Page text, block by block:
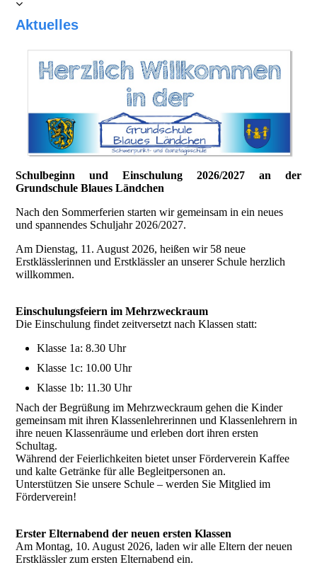
Aktuelles
Schulbeginn und Einschulung 2026/2027 an der
Grundschule Blaues Ländchen
Nach den Sommerferien starten wir gemeinsam in ein neues
und spannendes Schuljahr 2026/2027.
Am Dienstag, 11. August 2026, heißen wir 58 neue
Erstklässlerinnen und Erstklässler an unserer Schule herzlich
willkommen.
Einschulungsfeiern im Mehrzweckraum
Die Einschulung findet zeitversetzt nach Klassen statt:
Klasse 1a: 8.30 Uhr
Klasse 1c: 10.00 Uhr
Klasse 1b: 11.30 Uhr
Nach der Begrüßung im Mehrzweckraum gehen die Kinder
gemeinsam mit ihren Klassenlehrerinnen und Klassenlehrern in
ihre neuen Klassenräume und erleben dort ihren ersten
Schultag.
Während der Feierlichkeiten bietet unser Förderverein Kaffee
und kalte Getränke für alle Begleitpersonen an.
Unterstützen Sie unsere Schule – werden Sie Mitglied im
Förderverein!
Erster Elternabend der neuen ersten Klassen
Am Montag, 10. August 2026, laden wir alle Eltern der neuen
Erstklässler zum ersten Elternabend ein.